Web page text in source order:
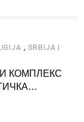
, SRBIJA I
КОМПЛЕКС